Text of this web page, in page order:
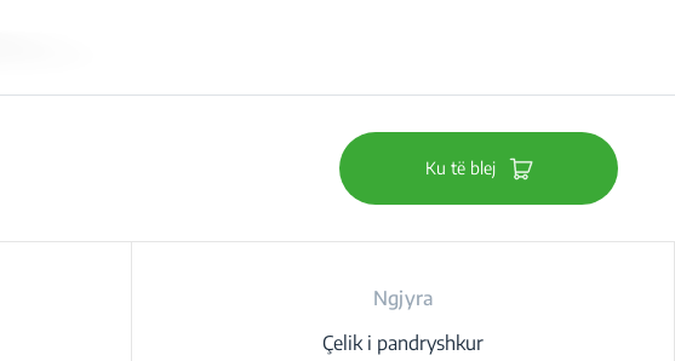
Ku të blej
Ngjyra
Çelik i pandryshkur